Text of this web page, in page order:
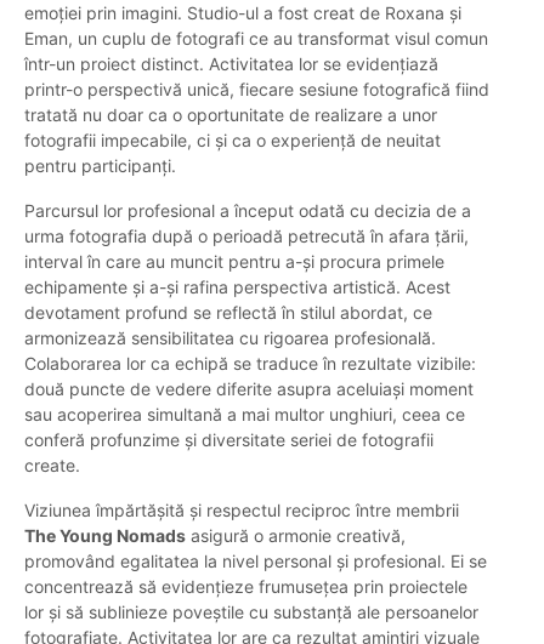
emoției prin imagini. Studio-ul a fost creat de Roxana și
Eman, un cuplu de fotografi ce au transformat visul comun
într-un proiect distinct. Activitatea lor se evidențiază
printr-o perspectivă unică, fiecare sesiune fotografică fiind
tratată nu doar ca o oportunitate de realizare a unor
fotografii impecabile, ci și ca o experiență de neuitat
pentru participanți.
Parcursul lor profesional a început odată cu decizia de a
urma fotografia după o perioadă petrecută în afara țării,
interval în care au muncit pentru a-și procura primele
echipamente și a-și rafina perspectiva artistică. Acest
devotament profund se reflectă în stilul abordat, ce
armonizează sensibilitatea cu rigoarea profesională.
Colaborarea lor ca echipă se traduce în rezultate vizibile:
două puncte de vedere diferite asupra aceluiași moment
sau acoperirea simultană a mai multor unghiuri, ceea ce
conferă profunzime și diversitate seriei de fotografii
create.
Viziunea împărtășită și respectul reciproc între membrii
The Young Nomads asigură o armonie creativă,
promovând egalitatea la nivel personal și profesional. Ei se
concentrează să evidențieze frumusețea prin proiectele
lor și să sublinieze poveștile cu substanță ale persoanelor
fotografiate. Activitatea lor are ca rezultat amintiri vizuale